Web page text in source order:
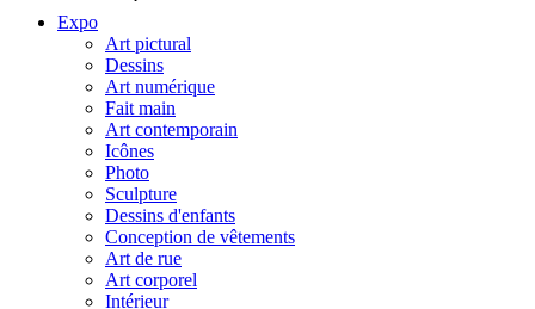
Expo
Art pictural
Dessins
Art numérique
Fait main
Art contemporain
Icônes
Photo
Sculpture
Dessins d'enfants
Conception de vêtements
Art de rue
Art corporel
Intérieur